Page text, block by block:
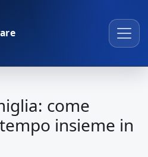
come
insieme in